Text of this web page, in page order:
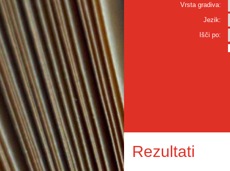
Vrsta gradiva:
Jezik:
Išči po:
Rezultati